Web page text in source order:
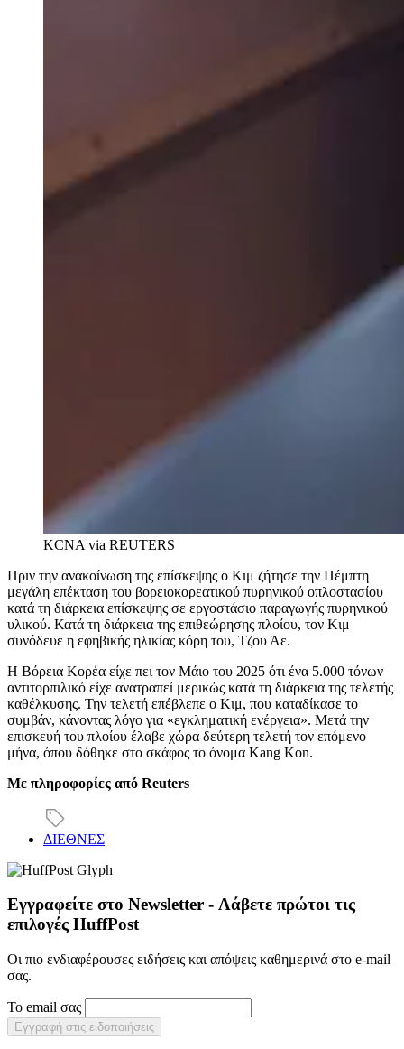
KCNA via REUTERS
Πριν την ανακοίνωση της επίσκεψης ο Κιμ ζήτησε την Πέμπτη
μεγάλη επέκταση του βορειοκορεατικού πυρηνικού οπλοστασίου
κατά τη διάρκεια επίσκεψης σε εργοστάσιο παραγωγής πυρηνικού
υλικού. Κατά τη διάρκεια της επιθεώρησης πλοίου, τον Κιμ
συνόδευε η εφηβικής ηλικίας κόρη του, Τζου Άε.
Η Βόρεια Κορέα είχε πει τον Μάιο του 2025 ότι ένα 5.000 τόνων
αντιτορπιλικό είχε ανατραπεί μερικώς κατά τη διάρκεια της τελετής
καθέλκυσης. Την τελετή επέβλεπε ο Κιμ, που καταδίκασε το
συμβάν, κάνοντας λόγο για «εγκληματική ενέργεια». Μετά την
επισκευή του πλοίου έλαβε χώρα δεύτερη τελετή τον επόμενο
μήνα, όπου δόθηκε στο σκάφος το όνομα Kang Kon.
Με πληροφορίες από Reuters
ΔΙΕΘΝΕΣ
Εγγραφείτε στο Newsletter - Λάβετε πρώτοι τις
επιλογές HuffPost
Οι πιο ενδιαφέρουσες ειδήσεις και απόψεις καθημερινά στο e-mail
σας.
Το email σας
Εγγραφή στις ειδοποιήσεις